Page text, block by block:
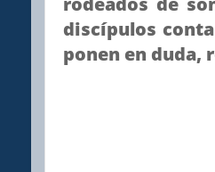
discípulos
ponen en duda,